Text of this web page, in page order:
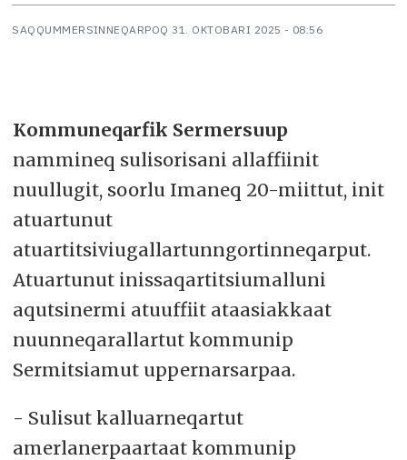
SAQQUMMERSINNEQARPOQ 31. OKTOBARI 2025 - 08:56
Kommuneqarfik Sermersuup
nammineq sulisorisani allaffiinit
nuullugit, soorlu Imaneq 20-miittut, init
atuartunut
atuartitsiviugallartunngortinneqarput.
Atuartunut inissaqartitsiumalluni
aqutsinermi atuuffiit ataasiakkaat
nuunneqarallartut kommunip
Sermitsiamut uppernarsarpaa.
- Sulisut kalluarneqartut
amerlanerpaartaat kommunip